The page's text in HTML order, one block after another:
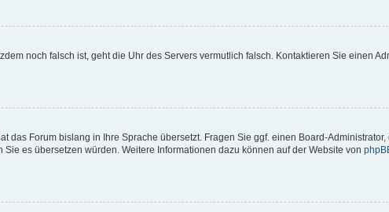
noch falsch ist, geht die Uhr des Servers vermutlich falsch. Kontaktieren Sie einen
Forum bislang in Ihre Sprache übersetzt. Fragen Sie ggf. einen Board-
es übersetzen würden. Weitere Informationen dazu können auf der Website von